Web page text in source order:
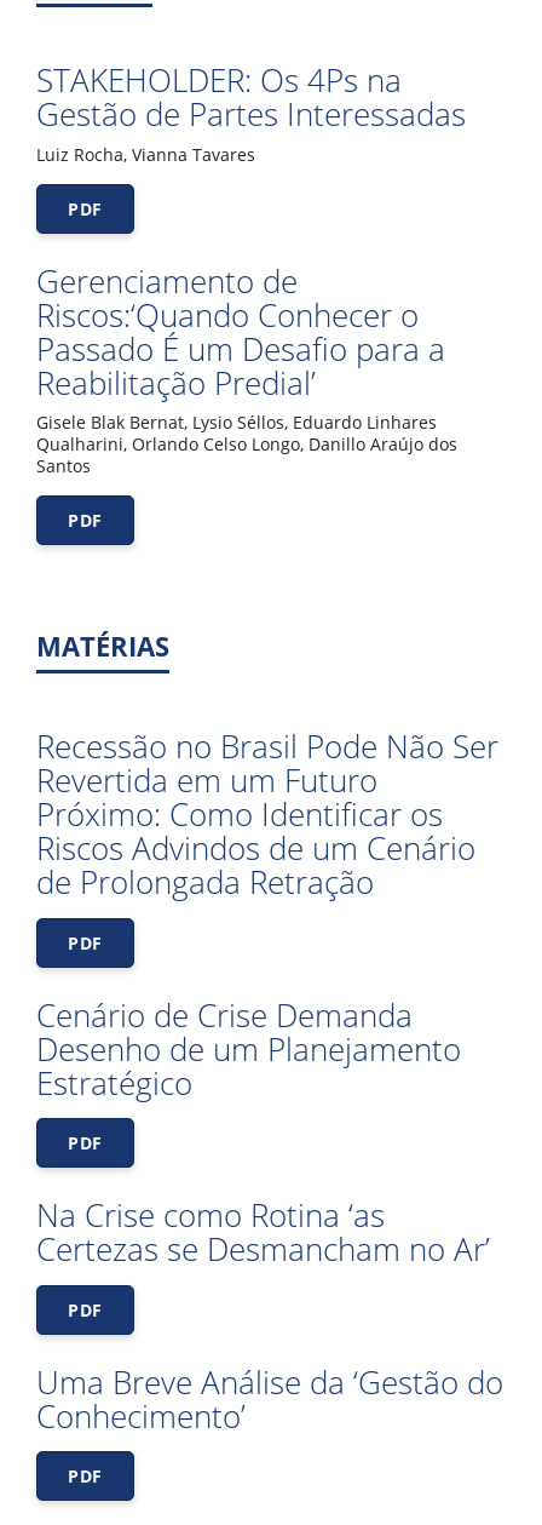
STAKEHOLDER: Os 4Ps na
Gestão de Partes Interessadas
Luiz Rocha, Vianna Tavares
PDF
Gerenciamento de
Riscos:‘Quando Conhecer o
Passado É um Desafio para a
Reabilitação Predial’
Gisele Blak Bernat, Lysio Séllos, Eduardo Linhares
Qualharini, Orlando Celso Longo, Danillo Araújo dos
Santos
PDF
MATÉRIAS
Recessão no Brasil Pode Não Ser
Revertida em um Futuro
Próximo: Como Identificar os
Riscos Advindos de um Cenário
de Prolongada Retração
PDF
Cenário de Crise Demanda
Desenho de um Planejamento
Estratégico
PDF
Na Crise como Rotina ‘as
Certezas se Desmancham no Ar’
PDF
Uma Breve Análise da ‘Gestão do
Conhecimento’
PDF